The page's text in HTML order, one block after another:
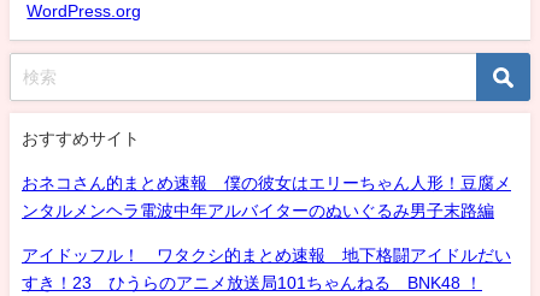
WordPress.org
おすすめサイト
おネコさん的まとめ速報 僕の彼女はエリーちゃん人形！豆腐メ
ンタルメンヘラ電波中年アルバイターのぬいぐるみ男子末路編
アイドッフル！ ワタクシ的まとめ速報 地下格闘アイドルだい
すき！23 ひうらのアニメ放送局101ちゃんねる BNK48 ！